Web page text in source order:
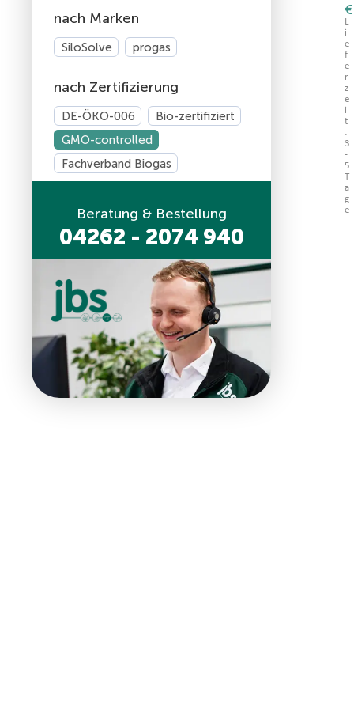
nach Marken
SiloSolve progas
nach Zertifizierung
DE-ÖKO-006
Bio-zertifiziert
GMO-controlled
Fachverband Biogas
Beratung & Bestellung
04262 - 2074 940
€
L
i
e
f
e
r
z
e
i
t
:
3
-
5
T
a
g
e